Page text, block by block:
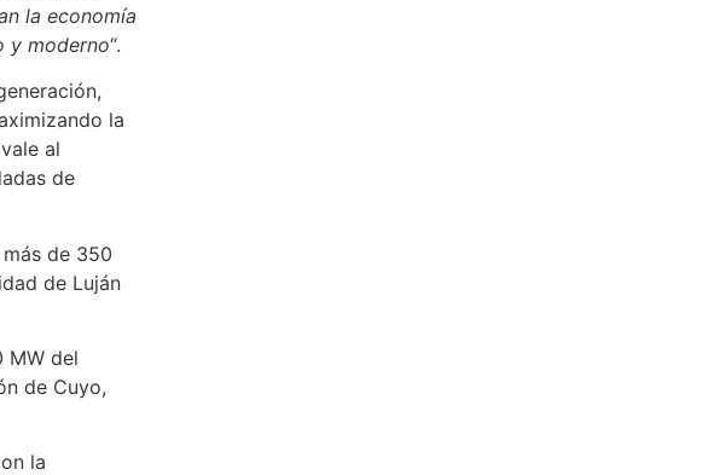
la economía
y moderno“.
la
al
de
de 350
de Luján
MW del
de Cuyo,
la